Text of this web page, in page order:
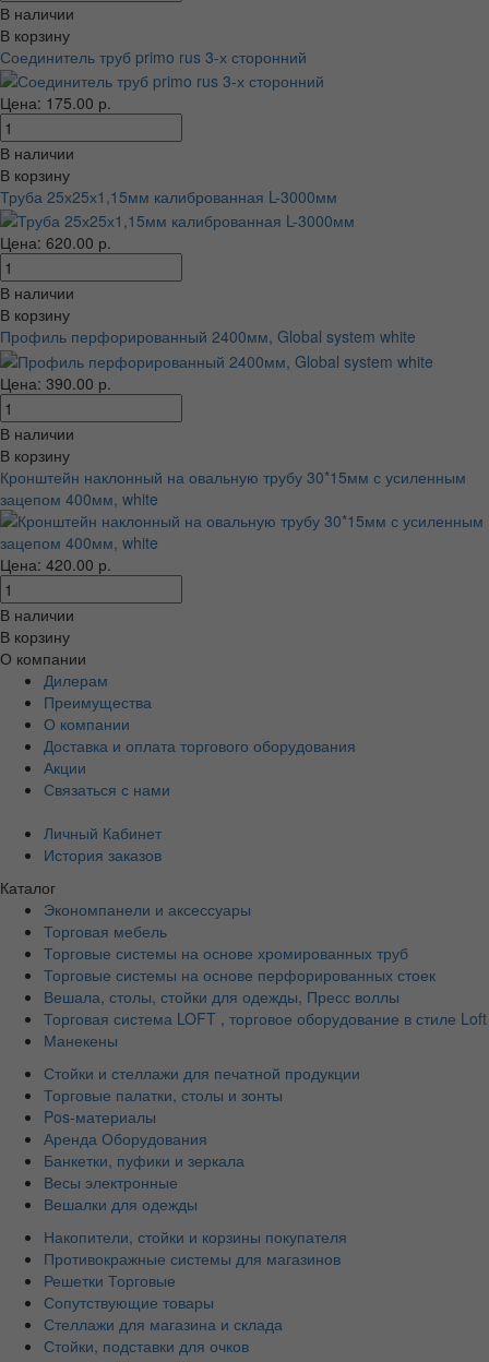
В наличии
В корзину
Соединитель труб primo rus 3-х сторонний
Цена: 175.00 р.
В наличии
В корзину
Труба 25х25х1,15мм калиброванная L-3000мм
Цена: 620.00 р.
В наличии
В корзину
Профиль перфорированный 2400мм, Global system white
Цена: 390.00 р.
В наличии
В корзину
Кронштейн наклонный на овальную трубу 30*15мм с усиленным
зацепом 400мм, white
Цена: 420.00 р.
В наличии
В корзину
О компании
Дилерам
Преимущества
О компании
Доставка и оплата торгового оборудования
Акции
Связаться с нами
Личный Кабинет
История заказов
Каталог
Экономпанели и аксессуары
Торговая мебель
Торговые системы на основе хромированных труб
Торговые системы на основе перфорированных стоек
Вешала, столы, стойки для одежды, Пресс воллы
Торговая система LOFT , торговое оборудование в стиле Loft
Манекены
Стойки и стеллажи для печатной продукции
Торговые палатки, столы и зонты
Pos-материалы
Аренда Оборудования
Банкетки, пуфики и зеркала
Весы электронные
Вешалки для одежды
Накопители, стойки и корзины покупателя
Противокражные системы для магазинов
Решетки Торговые
Сопутствующие товары
Стеллажи для магазина и склада
Стойки, подставки для очков